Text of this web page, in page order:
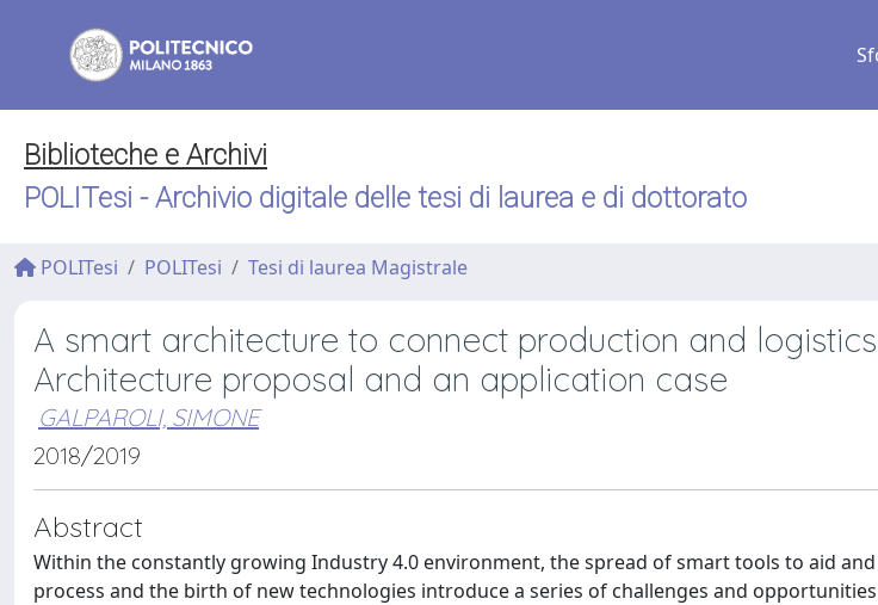
Biblioteche e Archivi
POLITesi - Archivio digitale delle tesi di laurea e di dottorato
POLITesi POLITesi Tesi di laurea Magistrale
A smart architecture to connect production and
Architecture proposal and an application case
GALPAROLI, SIMONE
2018/2019
Abstract
Within the constantly growing Industry 4.0 environment, the spread of smart tools to aid
process and the birth of new technologies introduce a series of challenges and